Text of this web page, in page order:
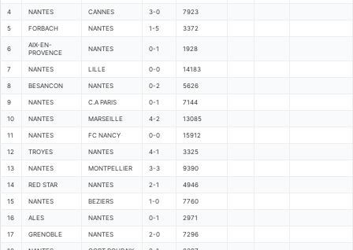
4 NANTES CANNES 3-0 7923
5 FORBACH NANTES 1-5 3372
6
AIX-EN-
PROVENCE
NANTES 0-1 1928
7 NANTES LILLE 0-0 14183
8 BESANCON NANTES 0-2 5626
9 NANTES C.A PARIS 0-1 7144
10 NANTES MARSEILLE 4-2 13085
11 NANTES FC NANCY 0-0 15912
12 TROYES NANTES 4-1 3325
13 NANTES MONTPELLIER 3-3 9390
14 RED STAR NANTES 2-1 4946
15 NANTES BEZIERS 1-0 7760
16 ALES NANTES 0-1 2971
17 GRENOBLE NANTES 2-0 7296